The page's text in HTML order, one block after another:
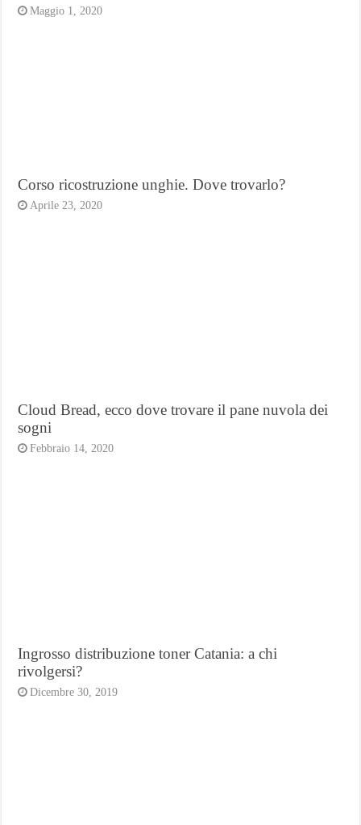
Maggio 1, 2020
Corso ricostruzione unghie. Dove trovarlo?
Aprile 23, 2020
Cloud Bread, ecco dove trovare il pane nuvola dei
sogni
Febbraio 14, 2020
Ingrosso distribuzione toner Catania: a chi
rivolgersi?
Dicembre 30, 2019